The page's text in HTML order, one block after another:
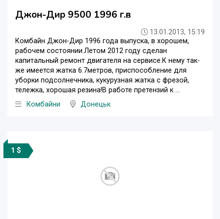
Джон-Дир 9500 1996 г.в
13.01.2013, 15:19
Комбайн Джон-Дир 1996 года выпуска, в хорошем,
рабочем состоянии.Летом 2012 году сделан
капитальный ремонт двигателя на сервисе.К нему так-
же имеется жатка 6.7метров, приспособление для
уборки подсолнечника, кукурузная жатка с фрезой,
тележка, хорошая резина!В работе претензий к ...
Комбайни
Донецьк
1 $